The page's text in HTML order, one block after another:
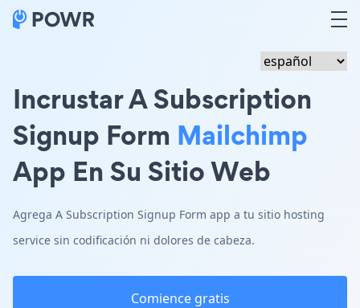
Incrustar A Subscription
Signup Form Mailchimp
App En Su Sitio Web
Agrega A Subscription Signup Form app a tu sitio hosting
service sin codificación ni dolores de cabeza.
Comience gratis